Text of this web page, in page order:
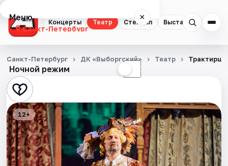
Концерты Театр Стендап Выставки
Меню ×
Санкт-Петербург
Концерты
Театр
Стендап
Выставки
Квесты
Ночной режим ☾
Санкт-Петербург ДК «Выборгский» Театр
12+